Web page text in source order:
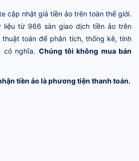
cập nhật giá tiền ảo trên toàn thế giới.
liệu từ 966 sàn giao dịch tiền ảo trên
toán để phân tích, thống kê, tính
có nghĩa. Chúng tôi không mua bán
tiền ảo là phương tiện thanh toán.